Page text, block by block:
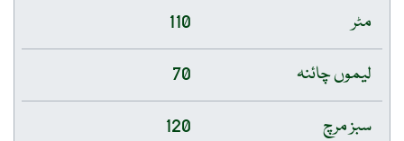
مٹر
110
لیموں چائنہ
70
سبز مرچ
120